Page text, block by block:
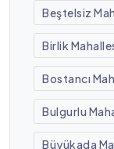
Beştelsiz
Birlik
Bostancı
Bulgurlu
Büyükada